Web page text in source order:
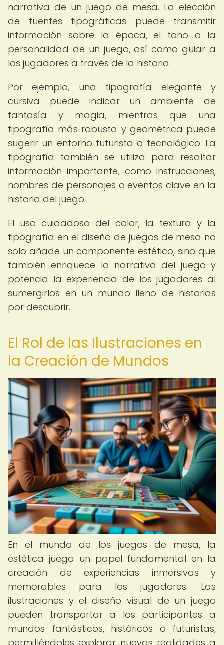
narrativa de un juego de mesa. La elección
de fuentes tipográficas puede transmitir
información sobre la época, el tono o la
personalidad de un juego, así como guiar a
los jugadores a través de la historia.
Por ejemplo, una tipografía elegante y
cursiva puede indicar un ambiente de
fantasía y magia, mientras que una
tipografía más robusta y geométrica puede
sugerir un entorno futurista o tecnológico. La
tipografía también se utiliza para resaltar
información importante, como instrucciones,
nombres de personajes o eventos clave en la
historia del juego.
El uso cuidadoso del color, la textura y la
tipografía en el diseño de juegos de mesa no
solo añade un componente estético, sino que
también enriquece la narrativa del juego y
potencia la experiencia de los jugadores al
sumergirlos en un mundo lleno de historias
por descubrir.
El Rol de las Ilustraciones en
la Creación de Mundos
En el mundo de los juegos de mesa, la
estética juega un papel fundamental en la
creación de experiencias inmersivas y
memorables para los jugadores. Las
ilustraciones y el diseño visual de un juego
pueden transportar a los participantes a
mundos fantásticos, históricos o futuristas,